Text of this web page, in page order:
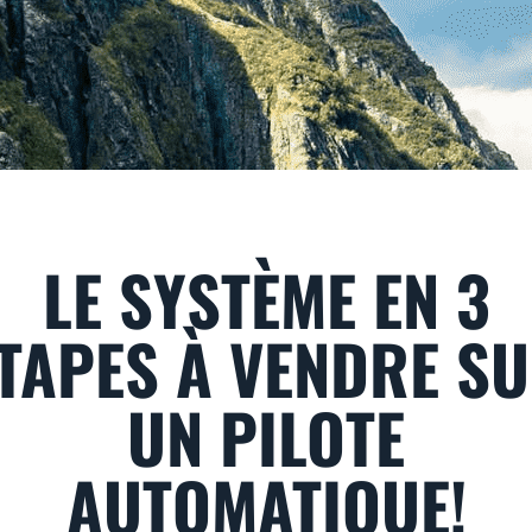
LE SYSTÈME EN 3
À VENDRE
UN PILOTE
AUTOMATIQUE!